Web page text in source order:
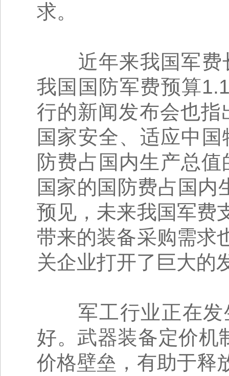
求。
近年来我国军费
我国国防军费预算
行的新闻发布会也指
国家安全、适应中
防费占国内生产总
国家的国防费占国内
预见，未来我国军费
带来的装备采购需求
关企业打开了巨大的
军工行业正在发
好。武器装备定价机
价格壁垒，有助于释